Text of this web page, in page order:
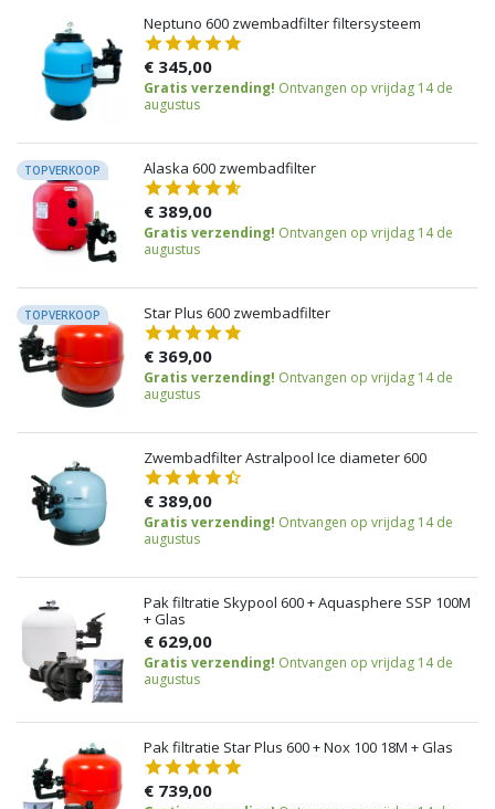
Neptuno 600 zwembadfilter filtersysteem
€ 345,00
Gratis verzending! Ontvangen op vrijdag 14 de
augustus
TOPVERKOOP Alaska 600 zwembadfilter
€ 389,00
Gratis verzending! Ontvangen op vrijdag 14 de
augustus
TOPVERKOOP Star Plus 600 zwembadfilter
€ 369,00
Gratis verzending! Ontvangen op vrijdag 14 de
augustus
Zwembadfilter Astralpool Ice diameter 600
€ 389,00
Gratis verzending! Ontvangen op vrijdag 14 de
augustus
Pak filtratie Skypool 600 + Aquasphere SSP 100M
+ Glas
€ 629,00
Gratis verzending! Ontvangen op vrijdag 14 de
augustus
Pak filtratie Star Plus 600 + Nox 100 18M + Glas
€ 739,00